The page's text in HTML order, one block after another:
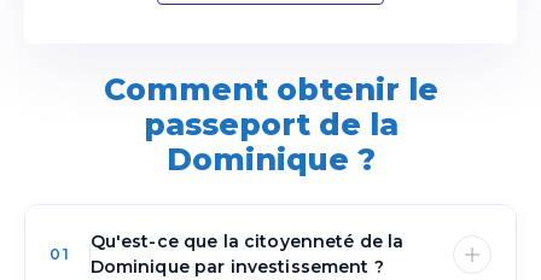
Comment obtenir le
passeport de la
Dominique ?
01
Qu'est-ce que la citoyenneté de la
Dominique par investissement ?